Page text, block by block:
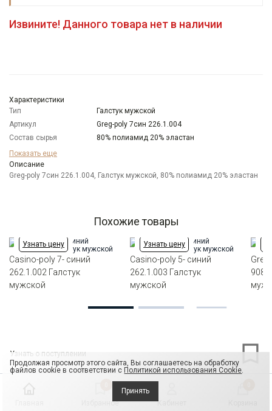
Извините! Данного товара нет в наличии
Характеристики
Тип
Галстук мужской
Артикул
Greg-poly 7син 226.1.004
Состав сырья
80% полиамид 20% эластан
Цвет
Длина
Ширина
7см
Показать еще
Описание
Greg-poly 7син 226.1.004, Галстук мужской, 80% полиамид 20% эластан
Похожие товары
Узнать цену
Casino-poly 7- синий
262.1.002 Галстук
мужской
Узнать цену
Casino-poly 5- синий
262.1.003 Галстук
мужской
Узнать о поступлении
Избранное Кабинет
Продолжая просмотр этого сайта, Вы соглашаетесь на обработку
файлов cookie в соответствии с Политикой использования Cookie.
Принять